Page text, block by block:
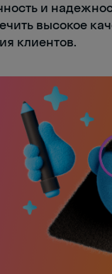
и
высокое
клиентов.